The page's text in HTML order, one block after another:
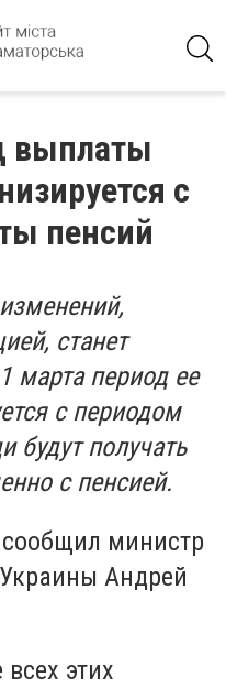
выплаты
с
пенсий
станет
марта период ее
с периодом
будут получать
с пенсией.
министр
Андрей
этих